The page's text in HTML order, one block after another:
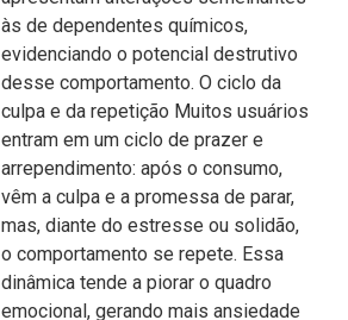
às de dependentes químicos,
evidenciando o potencial destrutivo
desse comportamento. O ciclo da
culpa e da repetição Muitos usuários
entram em um ciclo de prazer e
arrependimento: após o consumo,
vêm a culpa e a promessa de parar,
mas, diante do estresse ou solidão,
o comportamento se repete. Essa
dinâmica tende a piorar o quadro
emocional, gerando mais ansiedade